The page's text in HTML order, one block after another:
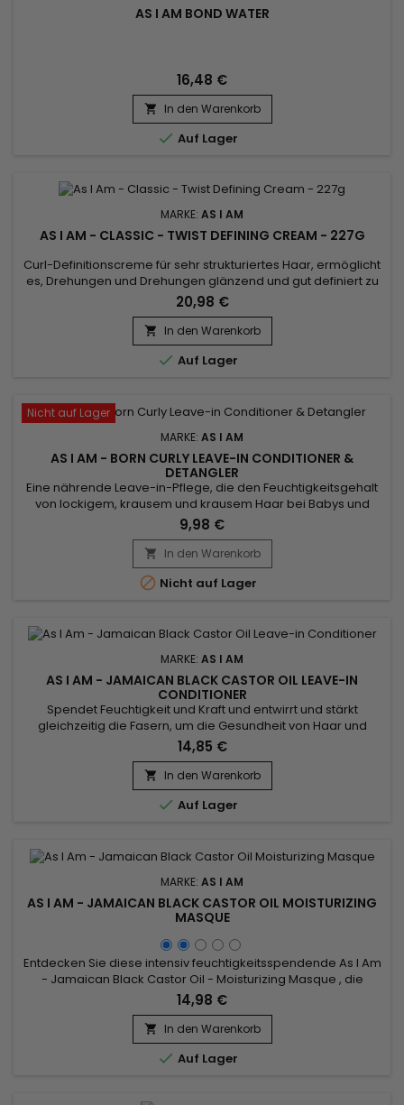
AS I AM BOND WATER
16,48 €
 In den Warenkorb
 Auf Lager
MARKE: AS I AM
AS I AM - CLASSIC - TWIST DEFINING CREAM - 227G
Curl-Definitionscreme für sehr strukturiertes Haar, ermöglicht
es, Drehungen und Drehungen glänzend und gut definiert zu
machen. Angereichert mit Rizinusöl, Sheabutter und Rote-
Bete-Extrakt stimuliert As I Am Twist Defining Cream das
Haarwachstum, spendet Feuchtigkeit und Geschmeidigkeit.
As I Am Curl Defining Cream dringt sofort tief in die
Haarfaser...
20,98 €
 In den Warenkorb
 Auf Lager
Nicht auf Lager
MARKE: AS I AM
AS I AM - BORN CURLY LEAVE-IN CONDITIONER &
DETANGLER
Eine nährende Leave-in-Pflege, die den Feuchtigkeitsgehalt
von lockigem, krausem und krausem Haar bei Babys und
Kindern vollständig wiederherstellt. &nbsp;As I Am Born Curly
Argan Leave-in Conditioner And Detangler nährt, stärkt die
Haarfaser, entwirrt sofort, definiert die Locken und reduziert
gleichzeitig Haarbruch, Frizz und Knotenbildung.&nbsp; As I...
9,98 €
 In den Warenkorb
 Nicht auf Lager
MARKE: AS I AM
AS I AM - JAMAICAN BLACK CASTOR OIL LEAVE-IN
CONDITIONER
Spendet Feuchtigkeit und Kraft und entwirrt und stärkt
gleichzeitig die Fasern, um die Gesundheit von Haar und
Kopfhaut nach der Reinigung zu reparieren und
wiederherzustellen.&nbsp; Vitamin E und Vitamin C wirken
zusammen, um Ihr Haar und Ihre Kopfhaut mit Nährstoffen zu
versorgen und Locken und Locken zu entwirren.&nbsp; Für
beste Ergebnisse verwenden...
14,85 €
 In den Warenkorb
 Auf Lager
MARKE: AS I AM
AS I AM - JAMAICAN BLACK CASTOR OIL MOISTURIZING
MASQUE
Entdecken Sie diese intensiv feuchtigkeitsspendende As I Am
- Jamaican Black Castor Oil - Moisturizing Masque , die
dehydriertes Haar bereichert.&nbsp; Diese tiefenwirksame,
cremige Kur ist mit Vitamin C und E sowie jamaikanischem
Schwarzem Rizinusöl angereichert, um maximale
Feuchtigkeit zu spenden.&nbsp; Dieses Haarprodukt
erleichtert das Entwirren...
14,98 €
 In den Warenkorb
 Auf Lager